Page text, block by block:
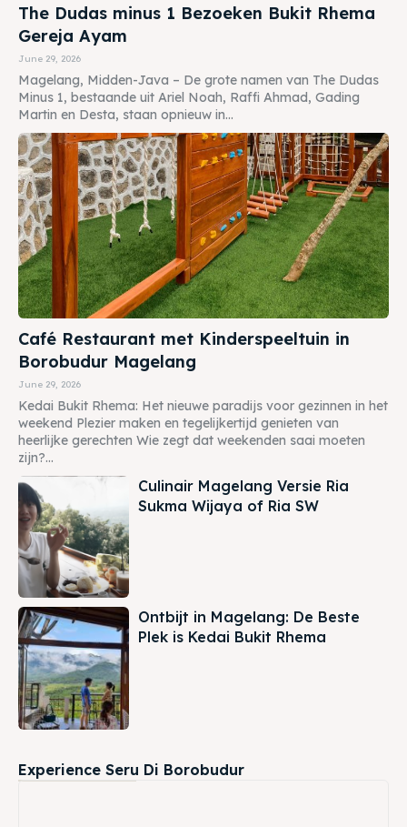
The Dudas minus 1 Bezoeken Bukit Rhema
Gereja Ayam
June 29, 2026
Magelang, Midden-Java – De grote namen van The Dudas
Minus 1, bestaande uit Ariel Noah, Raffi Ahmad, Gading
Martin en Desta, staan opnieuw in...
Café Restaurant met Kinderspeeltuin in
Borobudur Magelang
June 29, 2026
Kedai Bukit Rhema: Het nieuwe paradijs voor gezinnen in het
weekend Plezier maken en tegelijkertijd genieten van
heerlijke gerechten Wie zegt dat weekenden saai moeten
zijn?...
Culinair Magelang Versie Ria
Sukma Wijaya of Ria SW
Ontbijt in Magelang: De Beste
Plek is Kedai Bukit Rhema
Experience Seru Di Borobudur